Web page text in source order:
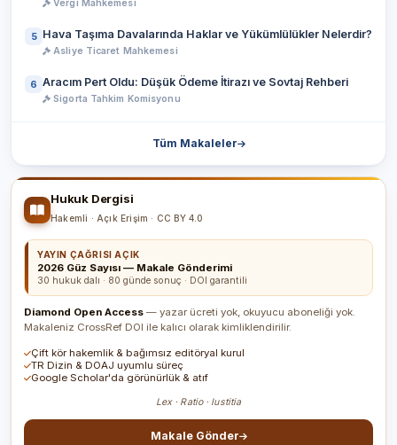
Vergi Mahkemesi
5 Hava Taşıma Davalarında Haklar ve Yükümlülükler Nelerdir?
Asliye Ticaret Mahkemesi
6 Aracım Pert Oldu: Düşük Ödeme İtirazı ve Sovtaj Rehberi
Sigorta Tahkim Komisyonu
Tüm Makaleler
Hukuk Dergisi
Hakemli · Açık Erişim · CC BY 4.0
YAYIN ÇAĞRISI AÇIK
2026 Güz Sayısı — Makale Gönderimi
30 hukuk dalı · 80 günde sonuç · DOI garantili
Diamond Open Access — yazar ücreti yok, okuyucu aboneliği yok.
Makaleniz CrossRef DOI ile kalıcı olarak kimliklendirilir.
Çift kör hakemlik & bağımsız editöryal kurul
TR Dizin & DOAJ uyumlu süreç
Google Scholar'da görünürlük & atıf
Lex · Ratio · Iustitia
Makale Gönder